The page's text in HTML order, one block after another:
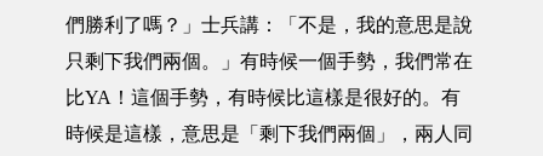
們勝利了嗎？」士兵講：「不是，我的意思是說
只剩下我們兩個。」有時候一個手勢，我們常在
比YA！這個手勢，有時候比這樣是很好的。有
時候是這樣，意思是「剩下我們兩個」，兩人同